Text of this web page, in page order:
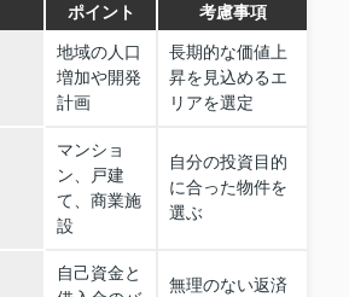
ポイント 考慮事項
地域の人口
増加や開発
計画
長期的な価値上
昇を見込めるエ
リアを選定
マンショ
ン、戸建
て、商業施
設
自分の投資目的
に合った物件を
選ぶ
自己資金と
無理のない返済